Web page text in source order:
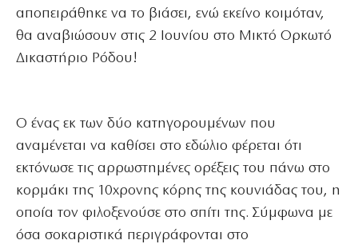
αποπειράθηκε να το βιάσει, ενώ εκείνο κοιμόταν,
θα αναβιώσουν στις 2 Ιουνίου στο Μικτό Ορκωτό
Δικαστήριο Ρόδου!
Ο ένας εκ των δύο κατηγορουμένων που
αναμένεται να καθίσει στο εδώλιο φέρεται ότι
εκτόνωσε τις αρρωστημένες ορέξεις του πάνω στο
κορμάκι της 10χρονης κόρης της κουνιάδας του, η
οποία τον φιλοξενούσε στο σπίτι της. Σύμφωνα με
όσα σοκαριστικά περιγράφονται στο